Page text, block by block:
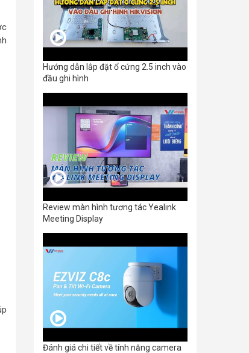
Hướng dẫn lắp đặt ổ cứng 2.5 inch vào
đầu ghi hình
Review màn hình tương tác Yealink
Meeting Display
Đánh giá chi tiết về tính năng camera